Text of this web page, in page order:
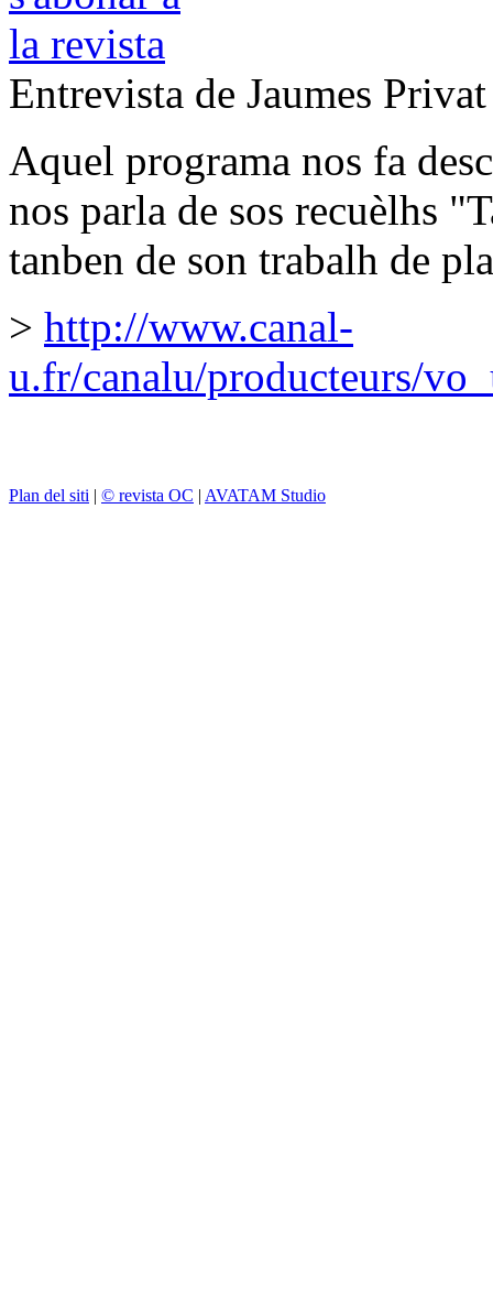
Entrevista de Jaumes
Aquel programa nos fa
nos parla de sos recuèlhs
tanben de son trabalh de
> http://www.canal-
u.fr/canalu/producteurs/
Plan del siti | © revista OC | AVATAM Studio